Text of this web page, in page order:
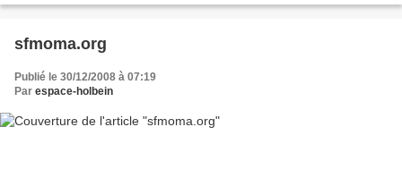
sfmoma.org
Publié le 30/12/2008 à 07:19
Par espace-holbein